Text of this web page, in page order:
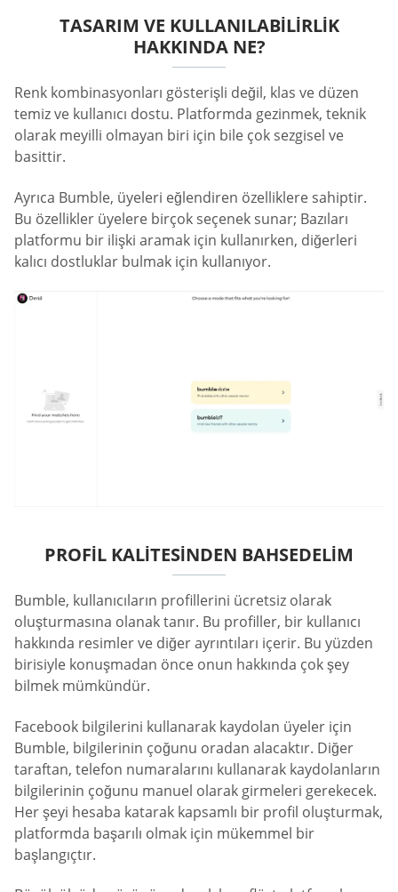
TASARIM VE KULLANILABILIRLIK
HAKKINDA NE?
Renk kombinasyonları gösterişli değil, klas ve düzen
temiz ve kullanıcı dostu. Platformda gezinmek, teknik
olarak meyilli olmayan biri için bile çok sezgisel ve
basittir.
Ayrıca Bumble, üyeleri eğlendiren özelliklere sahiptir.
Bu özellikler üyelere birçok seçenek sunar; Bazıları
platformu bir ilişki aramak için kullanırken, diğerleri
kalıcı dostluklar bulmak için kullanıyor.
PROFIL KALITESINDEN BAHSEDELIM
Bumble, kullanıcıların profillerini ücretsiz olarak
oluşturmasına olanak tanır. Bu profiller, bir kullanıcı
hakkında resimler ve diğer ayrıntıları içerir. Bu yüzden
birisiyle konuşmadan önce onun hakkında çok şey
bilmek mümkündür.
Facebook bilgilerini kullanarak kaydolan üyeler için
Bumble, bilgilerinin çoğunu oradan alacaktır. Diğer
taraftan, telefon numaralarını kullanarak kaydolanların
bilgilerinin çoğunu manuel olarak girmeleri gerekecek.
Her şeyi hesaba katarak kapsamlı bir profil oluşturmak,
platformda başarılı olmak için mükemmel bir
başlangıçtır.